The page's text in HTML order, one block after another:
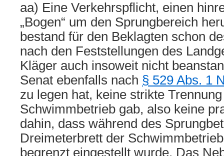
aa) Eine Verkehrspflicht, einen
„Bogen“ um den Sprungbereich
bestand für den Beklagten schon
nach den Feststellungen des
Kläger auch insoweit nicht
Senat ebenfalls nach § 529 Abs. 1
zu legen hat, keine strikte
Schwimmbetrieb gab, also keine
dahin, dass während des
Dreimeterbrett der
begrenzt eingestellt wurde. Das